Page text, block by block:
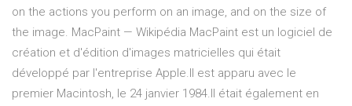
on the actions you perform on an image, and on the size of
the image. MacPaint — Wikipédia MacPaint est un logiciel de
création et d'édition d'images matricielles qui était
développé par l'entreprise Apple.Il est apparu avec le
premier Macintosh, le 24 janvier 1984.Il était également en